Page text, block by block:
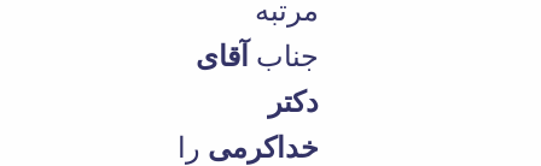
مرتبه
جناب آقای
دکتر
خداکرمی را